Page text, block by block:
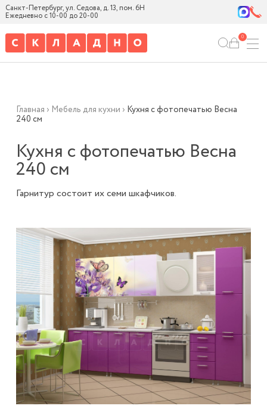
Санкт-Петербург, ул. Седова, д. 13, пом. 6Н
Ежедневно с 10-00 до 20-00
0
Главная › Мебель для кухни › Кухня с фотопечатью Весна
240 см
Кухня с фотопечатью Весна
240 см
Гарнитур состоит их семи шкафчиков.